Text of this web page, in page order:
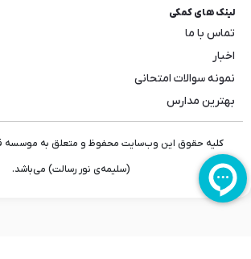
لینک های کمکی
تماس با ما
اخبار
نمونه سوالات امتحانی
بهترین مدارس
کلیه حقوق این وب‌سایت محفوظ و متعلق به موسسه
(سلیمه‌ی نور رسالت) می‌باشد.